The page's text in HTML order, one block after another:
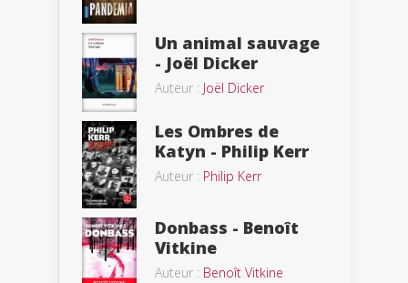
Un animal sauvage
- Joël Dicker
Auteur : Joël Dicker
Les Ombres de
Katyn - Philip Kerr
Auteur : Philip Kerr
Donbass - Benoît
Vitkine
Auteur : Benoît Vitkine